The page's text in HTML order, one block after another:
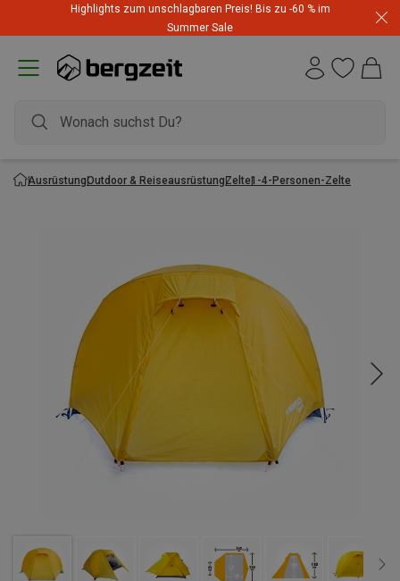
Highlights zum unschlagbaren Preis! Bis zu -60 % im
Summer Sale
AusrüstungOutdoor & ReiseausrüstungZelte1-4-Personen-Zelte